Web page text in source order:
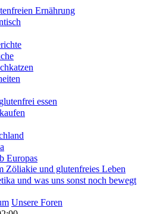
Ernährung
essen
Europas
Zöliakie und glutenfreies Leben
und was uns sonst noch bewegt
Unsere Foren